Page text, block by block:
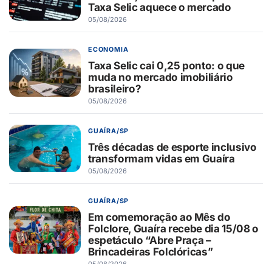
Taxa Selic aquece o mercado
05/08/2026
ECONOMIA
Taxa Selic cai 0,25 ponto: o que
muda no mercado imobiliário
brasileiro?
05/08/2026
GUAÍRA/SP
Três décadas de esporte inclusivo
transformam vidas em Guaíra
05/08/2026
GUAÍRA/SP
Em comemoração ao Mês do
Folclore, Guaíra recebe dia 15/08 o
espetáculo “Abre Praça –
Brincadeiras Folclóricas”